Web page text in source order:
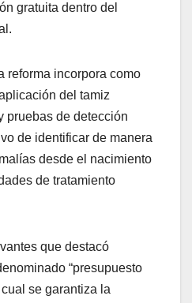
gratuita dentro del
reforma incorpora como
del tamiz
pruebas de detección
de identificar de manera
desde el nacimiento
de tratamiento
que destacó
“presupuesto
se garantiza la